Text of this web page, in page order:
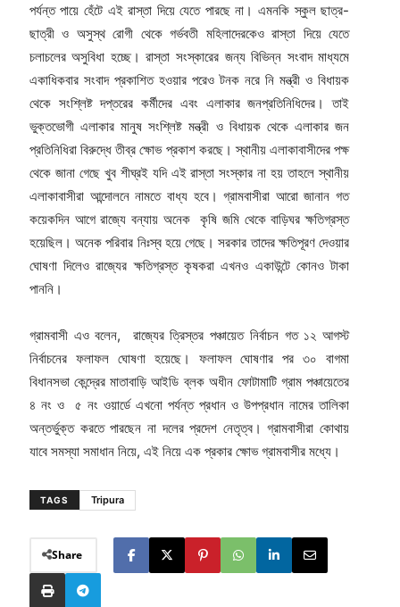
পর্যন্ত পায়ে হেঁটে এই রাস্তা দিয়ে যেতে পারছে না। এমনকি স্কুল ছাত্র-
ছাত্রী ও অসুস্থ রোগী থেকে গর্ভবতী মহিলাদেরকেও রাস্তা দিয়ে যেতে
চলাচলের অসুবিধা হচ্ছে। রাস্তা সংস্কারের জন্য বিভিন্ন সংবাদ মাধ্যমে
একাধিকবার সংবাদ প্রকাশিত হওয়ার পরেও টনক নরে নি মন্ত্রী ও বিধায়ক
থেকে সংশ্লিষ্ট দপ্তরের কর্মীদের এবং এলাকার জনপ্রতিনিধিদের। তাই
ভুক্তভোগী এলাকার মানুষ সংশ্লিষ্ট মন্ত্রী ও বিধায়ক থেকে এলাকার জন
প্রতিনিধিরা বিরুদ্ধে তীব্র ক্ষোভ প্রকাশ করছে। স্থানীয় এলাকাবাসীদের পক্ষ
থেকে জানা গেছে খুব শীঘ্রই যদি এই রাস্তা সংস্কার না হয় তাহলে স্থানীয়
এলাকাবাসীরা আন্দোলনে নামতে বাধ্য হবে। গ্রামবাসীরা আরো জানান গত
কয়েকদিন আগে রাজ্যে বন্যায় অনেক কৃষি জমি থেকে বাড়িঘর ক্ষতিগ্রস্ত
হয়েছিল। অনেক পরিবার নিঃস্ব হয়ে গেছে। সরকার তাদের ক্ষতিপূরণ দেওয়ার
ঘোষণা দিলেও রাজ্যের ক্ষতিগ্রস্ত কৃষকরা এখনও একাউন্টে কোনও টাকা
পাননি।
গ্রামবাসী এও বলেন, রাজ্যের ত্রিস্তর পঞ্চায়েত নির্বাচন গত ১২ আগস্ট
নির্বাচনের ফলাফল ঘোষণা হয়েছে। ফলাফল ঘোষণার পর ৩০ বাগমা
বিধানসভা কেন্দ্রের মাতাবাড়ি আইডি ব্লক অধীন ফোটামাটি গ্রাম পঞ্চায়েতের
৪ নং ও ৫ নং ওয়ার্ডে এখনো পর্যন্ত প্রধান ও উপপ্রধান নামের তালিকা
অন্তর্ভুক্ত করতে পারছেন না দলের প্রদেশ নেতৃত্ব। গ্রামবাসীরা কোথায়
যাবে সমস্যা সমাধান নিয়ে, এই নিয়ে এক প্রকার ক্ষোভ গ্রামবাসীর মধ্যে।
TAGS Tripura
Share